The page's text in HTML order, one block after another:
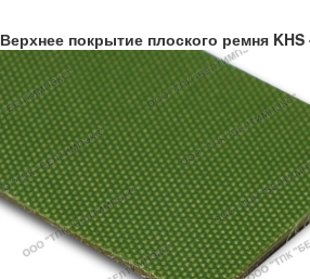
Верхнее покрытие плоского ремня KHS